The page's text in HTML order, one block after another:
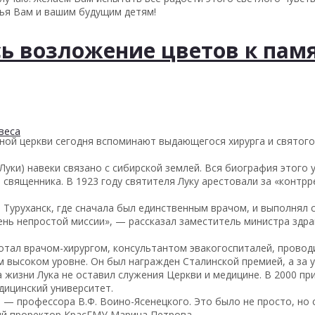
Вам и вашим будущим детям!
возложение цветов к
церкви сегодня вспоминают выдающегося хирурга и
навеки связано с сибирской землей. Вся биография этого
В 1923 году святителя Луку арестовали за
где сначала был единственным врачом, и
непростой миссии», — рассказал заместитель министра
врачом-хирургом, консультантом эвакогоспиталей,
уровне. Он был награжден Сталинской премией, а за
Лука не оставил служения Церкви и медицине. В 2000
университет.
— профессора В.Ф. Воино-Ясенецкого. Это было не просто,